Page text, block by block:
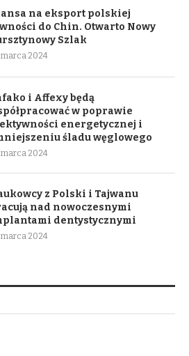
na eksport polskiej
do Chin. Otwarto Nowy
Szlak
marca 2024
i Affexy będą
w poprawie
energetycznej i
śladu węglowego
marca 2024
z Polski i Tajwanu
nad nowoczesnymi
dentystycznymi
marca 2024